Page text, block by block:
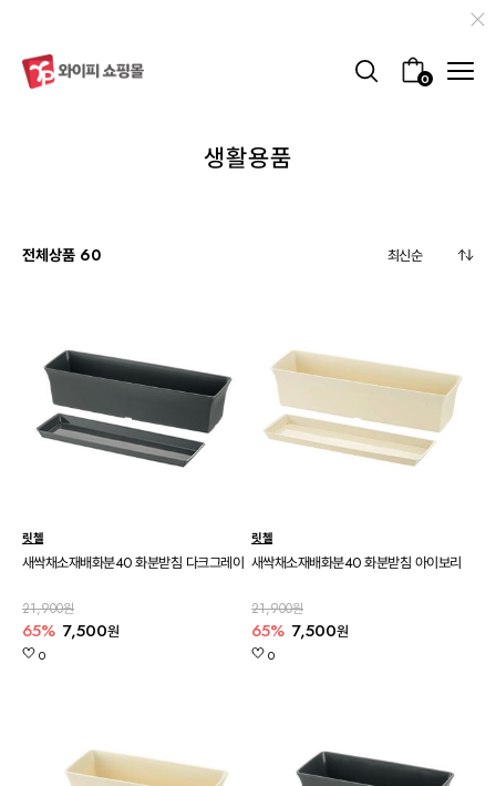
0
생활용품
전체상품 60
릿첼
새싹채소재배화분40 화분받침 다크그레이
21,900원
65% 7,500원
0
릿첼
새싹채소재배화분40 화분받침 아이보리
21,900원
65% 7,500원
0